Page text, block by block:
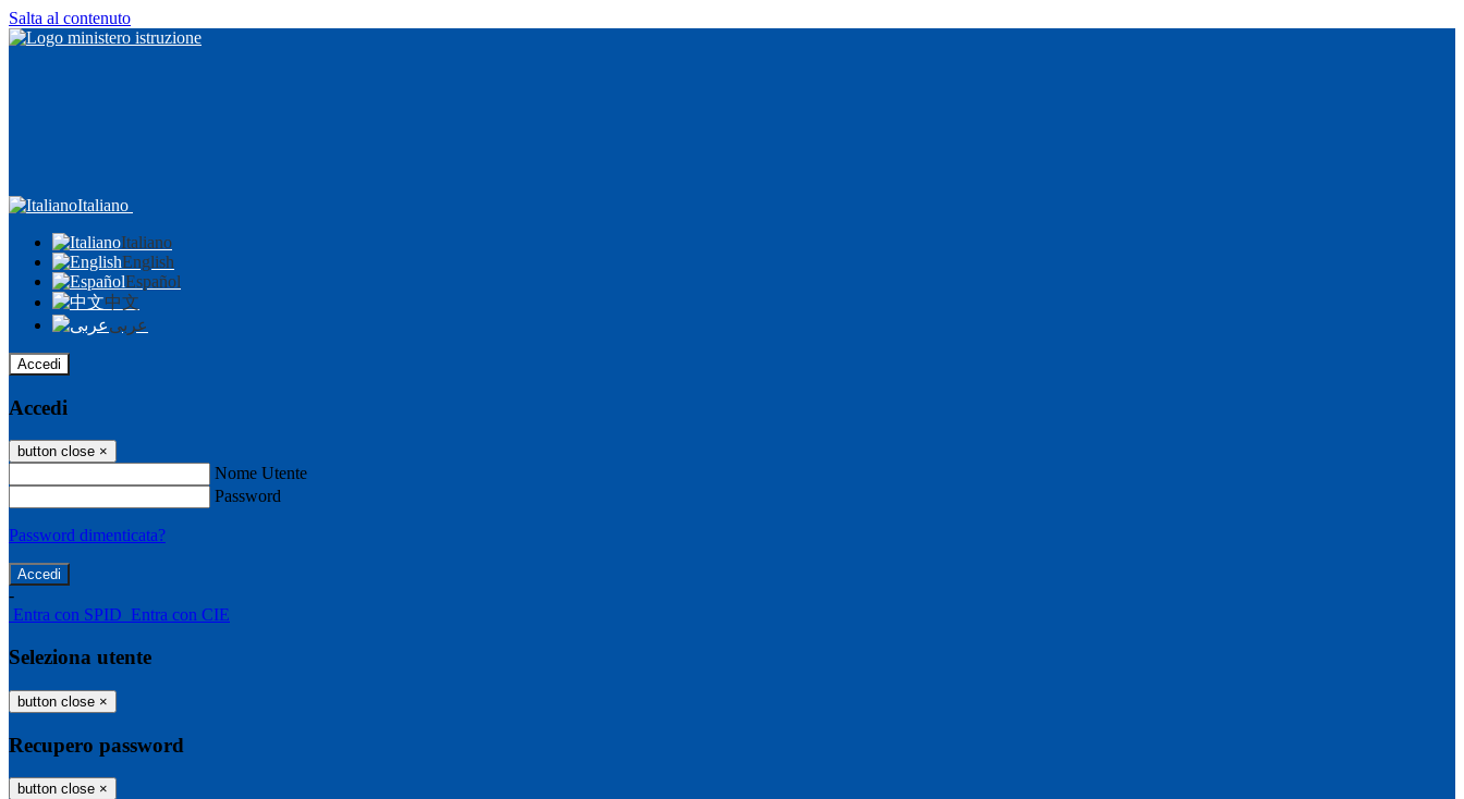
Salta al contenuto
Italiano
Italiano
English
Español
中文
عربى
Accedi
Accedi
button close ×
Nome Utente
Password
Password dimenticata?
-
Entra con SPID Entra con CIE
Seleziona utente
button close ×
Recupero password
button close ×